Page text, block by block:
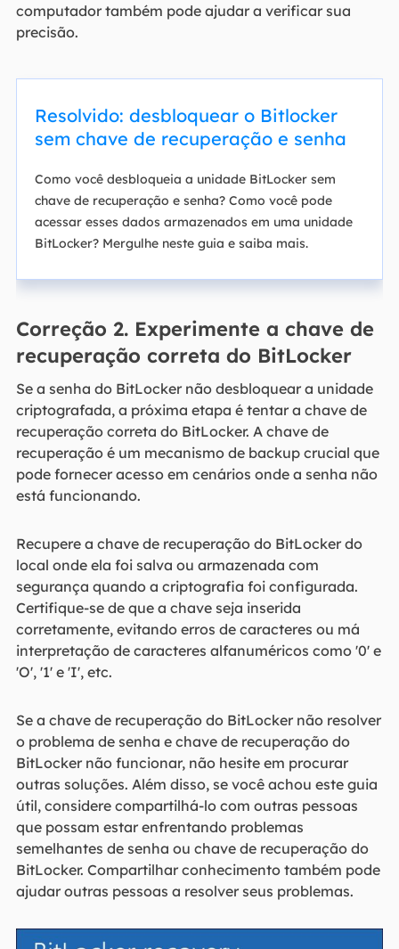
computador também pode ajudar a verificar sua
precisão.
Resolvido: desbloquear o Bitlocker
sem chave de recuperação e senha
Como você desbloqueia a unidade BitLocker sem
chave de recuperação e senha? Como você pode
acessar esses dados armazenados em uma unidade
BitLocker? Mergulhe neste guia e saiba mais.
Correção 2. Experimente a chave de
recuperação correta do BitLocker
Se a senha do BitLocker não desbloquear a unidade
criptografada, a próxima etapa é tentar a chave de
recuperação correta do BitLocker. A chave de
recuperação é um mecanismo de backup crucial que
pode fornecer acesso em cenários onde a senha não
está funcionando.
Recupere a chave de recuperação do BitLocker do
local onde ela foi salva ou armazenada com
segurança quando a criptografia foi configurada.
Certifique-se de que a chave seja inserida
corretamente, evitando erros de caracteres ou má
interpretação de caracteres alfanuméricos como '0' e
'O', '1' e 'I', etc.
Se a chave de recuperação do BitLocker não resolver
o problema de senha e chave de recuperação do
BitLocker não funcionar, não hesite em procurar
outras soluções. Além disso, se você achou este guia
útil, considere compartilhá-lo com outras pessoas
que possam estar enfrentando problemas
semelhantes de senha ou chave de recuperação do
BitLocker. Compartilhar conhecimento também pode
ajudar outras pessoas a resolver seus problemas.